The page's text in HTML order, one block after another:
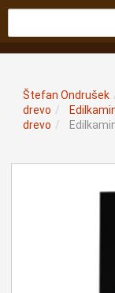
Štefan Ondrušek
drevo /
drevo /